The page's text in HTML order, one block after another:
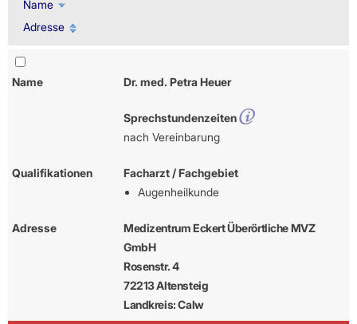
Name
Adresse
Name Dr. med. Petra Heuer
Sprechstundenzeiten
nach Vereinbarung
Qualifikationen
Facharzt / Fachgebiet
Augenheilkunde
Adresse
Medizentrum Eckert Überörtliche MVZ
GmbH
Rosenstr. 4
72213 Altensteig
Landkreis: Calw